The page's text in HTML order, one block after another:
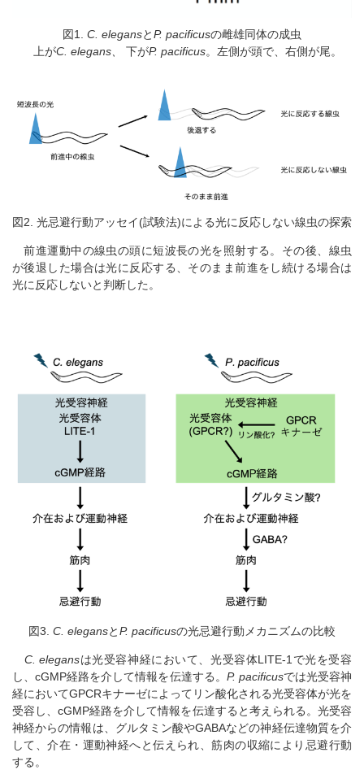
図1. C. elegansとP. pacificusの雌雄同体の成虫
上がC. elegans、 下がP. pacificus。左側が頭で、右側が尾。
図2. 光忌避行動アッセイ(試験法)による光に反応しない線虫の探索
前進運動中の線虫の頭に短波長の光を照射する。その後、線虫
が後退した場合は光に反応する、そのまま前進をし続ける場合は
光に反応しないと判断した。
図3. C. elegansとP. pacificusの光忌避行動メカニズムの比較
C. elegansは光受容神経において、光受容体LITE-1で光を受容
し、cGMP経路を介して情報を伝達する。 P. pacificusでは光受容神
経においてGPCRキナーゼによってリン酸化される光受容体が光を
受容し、cGMP経路を介して情報を伝達すると考えられる。光受容
神経からの情報は、グルタミン酸やGABAなどの神経伝達物質を介
して、介在・運動神経へと伝えられ、筋肉の収縮により忌避行動
する。